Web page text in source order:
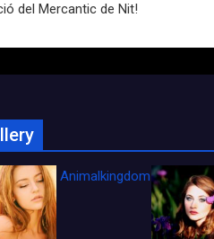
del Mercantic de Nit!
Animalkingdom_FichaCine